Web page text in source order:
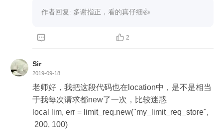
local lim_rate, err = limit_rate.new("my_rate_store",
e即可
ore", 200, 100)
local lim_conn, err = limit_conn.new("my_conn_sto
re", 1000, 1000, 0.5)
local limiters = {lim_rate, lim_count, lim_conn}
local host = ngx.var.host
作者回复: 多谢指正，看的真仔细👍
  2
Sir
2019-09-18
老师好，我把这段代码也在location中，是不是相当
于我每次请求都new了一次，比较迷惑
local lim, err = limit_req.new("my_limit_req_store",
200, 100)